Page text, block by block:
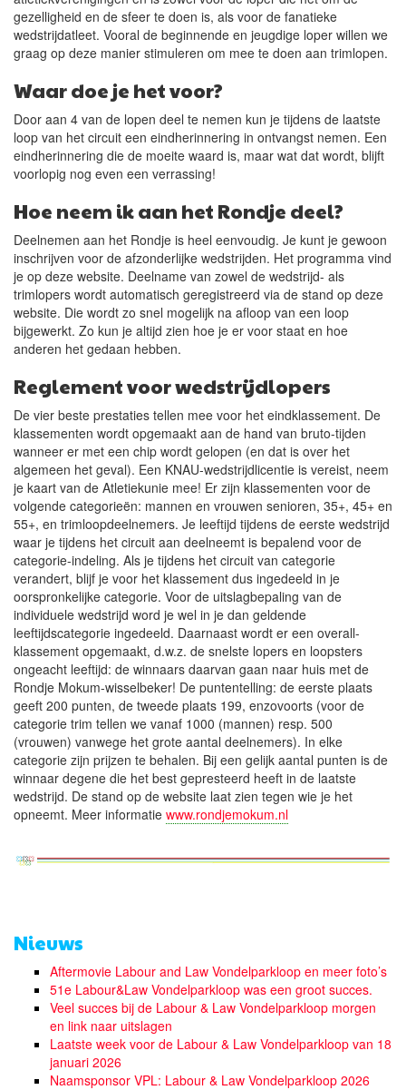
gezelligheid en de sfeer te doen is, als voor de fanatieke
wedstrijdatleet. Vooral de beginnende en jeugdige loper willen we
graag op deze manier stimuleren om mee te doen aan trimlopen.
Waar doe je het voor?
Door aan 4 van de lopen deel te nemen kun je tijdens de laatste
loop van het circuit een eindherinnering in ontvangst nemen. Een
eindherinnering die de moeite waard is, maar wat dat wordt, blijft
voorlopig nog even een verrassing!
Hoe neem ik aan het Rondje deel?
Deelnemen aan het Rondje is heel eenvoudig. Je kunt je gewoon
inschrijven voor de afzonderlijke wedstrijden. Het programma vind
je op deze website. Deelname van zowel de wedstrijd- als
trimlopers wordt automatisch geregistreerd via de stand op deze
website. Die wordt zo snel mogelijk na afloop van een loop
bijgewerkt. Zo kun je altijd zien hoe je er voor staat en hoe
anderen het gedaan hebben.
Reglement voor wedstrijdlopers
De vier beste prestaties tellen mee voor het eindklassement. De
klassementen wordt opgemaakt aan de hand van bruto-tijden
wanneer er met een chip wordt gelopen (en dat is over het
algemeen het geval). Een KNAU-wedstrijdlicentie is vereist, neem
je kaart van de Atletiekunie mee! Er zijn klassementen voor de
volgende categorieën: mannen en vrouwen senioren, 35+, 45+ en
55+, en trimloopdeelnemers. Je leeftijd tijdens de eerste wedstrijd
waar je tijdens het circuit aan deelneemt is bepalend voor de
categorie-indeling. Als je tijdens het circuit van categorie
verandert, blijf je voor het klassement dus ingedeeld in je
oorspronkelijke categorie. Voor de uitslagbepaling van de
individuele wedstrijd word je wel in je dan geldende
leeftijdscategorie ingedeeld. Daarnaast wordt er een overall-
klassement opgemaakt, d.w.z. de snelste lopers en loopsters
ongeacht leeftijd: de winnaars daarvan gaan naar huis met de
Rondje Mokum-wisselbeker! De puntentelling: de eerste plaats
geeft 200 punten, de tweede plaats 199, enzovoorts (voor de
categorie trim tellen we vanaf 1000 (mannen) resp. 500
(vrouwen) vanwege het grote aantal deelnemers). In elke
categorie zijn prijzen te behalen. Bij een gelijk aantal punten is de
winnaar degene die het best gepresteerd heeft in de laatste
wedstrijd. De stand op de website laat zien tegen wie je het
opneemt. Meer informatie www.rondjemokum.nl
Nieuws
Aftermovie Labour and Law Vondelparkloop en meer foto’s
51e Labour&Law Vondelparkloop was een groot succes.
Veel succes bij de Labour & Law Vondelparkloop morgen
en link naar uitslagen
Laatste week voor de Labour & Law Vondelparkloop van 18
januari 2026
Naamsponsor VPL: Labour & Law Vondelparkloop 2026